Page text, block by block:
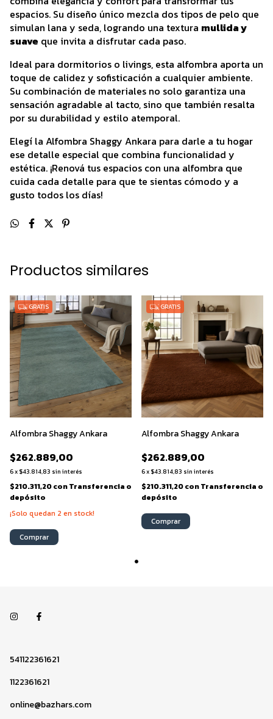
espacios. Su diseño único mezcla dos tipos de pelo que
simulan lana y seda, logrando una textura mullida y
suave que invita a disfrutar cada paso.
Ideal para dormitorios o livings, esta alfombra aporta un
toque de calidez y sofisticación a cualquier ambiente.
Su combinación de materiales no solo garantiza una
sensación agradable al tacto, sino que también resalta
por su durabilidad y estilo atemporal.
Elegí la Alfombra Shaggy Ankara para darle a tu hogar
ese detalle especial que combina funcionalidad y
estética. ¡Renová tus espacios con una alfombra que
cuida cada detalle para que te sientas cómodo y a
gusto todos los días!
Productos similares
GRATIS
Alfombra Shaggy Ankara
$262.889,00
6x $43.814,83 sin interés
$210.311,20conTransferencia o
depósito
¡Solo quedan 2 en stock!
Comprar
GRATIS
Alfombra Shaggy Ankara
$262.889,00
6x $43.814,83 sin interés
$210.311,20conTransferencia o
depósito
Comprar
541122361621
1122361621
online@bazhars.com